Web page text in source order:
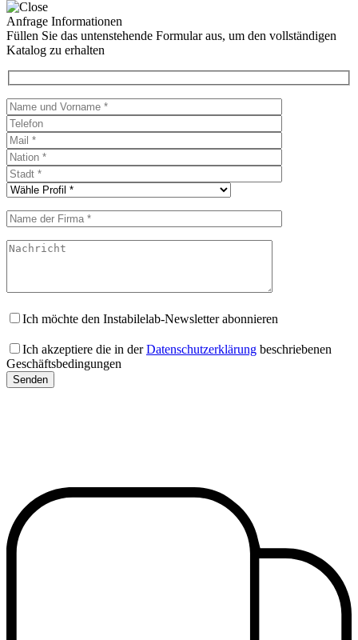
Anfrage Informationen
Füllen Sie das untenstehende Formular aus, um den vollständigen
Katalog zu erhalten
Ich möchte den Instabilelab-Newsletter abonnieren
Ich akzeptiere die in derDatenschutzerklärung beschriebenen
Geschäftsbedingungen